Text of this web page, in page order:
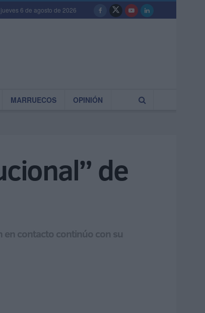
jueves 6 de agosto de 2026
MARRUECOS OPINIÓN
de
en contacto continúo con su